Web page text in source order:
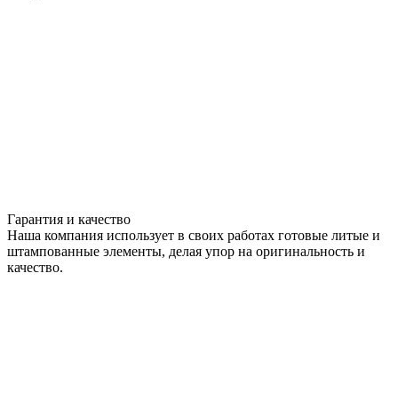
Гарантия и качество
Наша компания использует в своих работах готовые литые и
штампованные элементы, делая упор на оригинальность и
качество.